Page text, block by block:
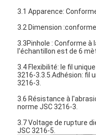
3.1 Apparence:
3.2 Dimension
3.3Pinhole : Conforme à
l'échantillon est de 6
3.4 Flexibilité: le fil
3216-3.3.5.Adhésion: fil
3216-3.
3.6 Résistance à
norme JSC 3216-3.
3.7 Voltage de rupture
JSC 3216-5.